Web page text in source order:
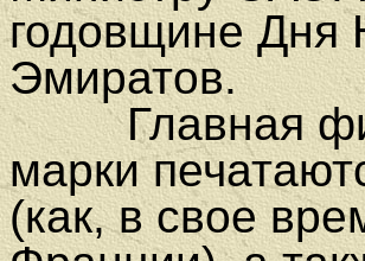
годовщине Дня
Эмиратов.
Главная
марки
(как, в свое